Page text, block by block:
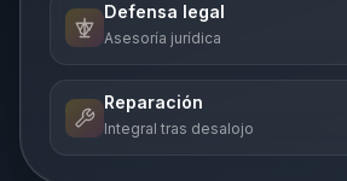
Defensa legal
Asesoría jurídica
Reparación
Integral tras desalojo